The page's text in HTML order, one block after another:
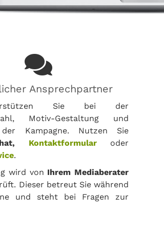
Ansprechpartner
Sie bei der
Motiv-Gestaltung und
der Kampagne. Nutzen Sie
Kontaktformularoder
.
wird von Ihrem Mediaberater
Dieser betreut Sie während
und steht bei Fragen zur